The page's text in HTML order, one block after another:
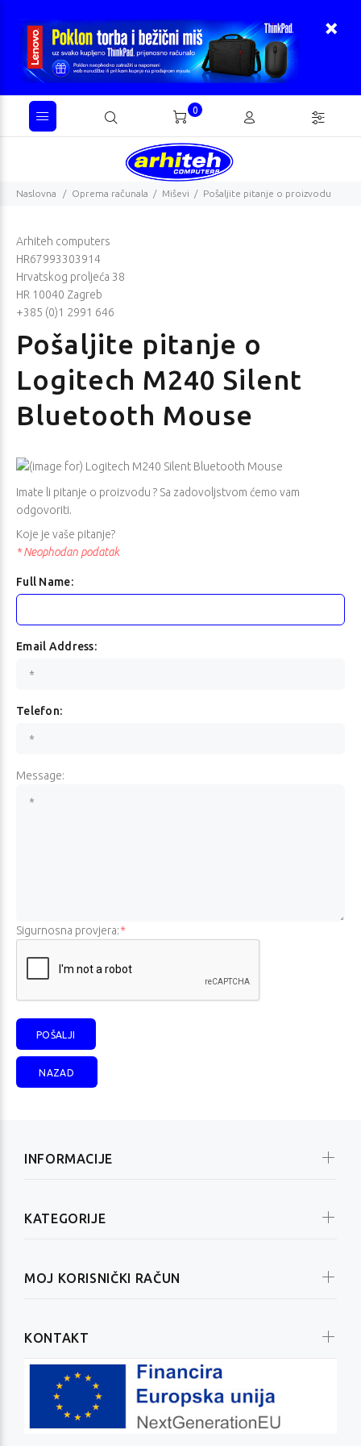
0
Naslovna Oprema računala Miševi Pošaljite pitanje o proizvodu
Arhiteh computers
HR67993303914
Hrvatskog proljeća 38
HR 10040 Zagreb
+385 (0)1 2991 646
Pošaljite pitanje o
Logitech M240 Silent
Bluetooth Mouse
Imate li pitanje o proizvodu ? Sa zadovoljstvom ćemo vam
odgovoriti.
Koje je vaše pitanje?
* Neophodan podatak
Full Name:
Email Address:
Telefon:
Message:
Sigurnosna provjera:*
NAZAD
INFORMACIJE
KATEGORIJE
MOJ KORISNIČKI RAČUN
KONTAKT